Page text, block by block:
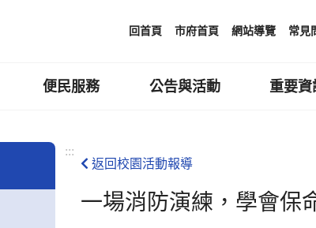
回首頁 市府首頁 網站導覽 常見
便民服務 公告與活動 重要資
:::
返回校園活動報導
一場消防演練，學會保